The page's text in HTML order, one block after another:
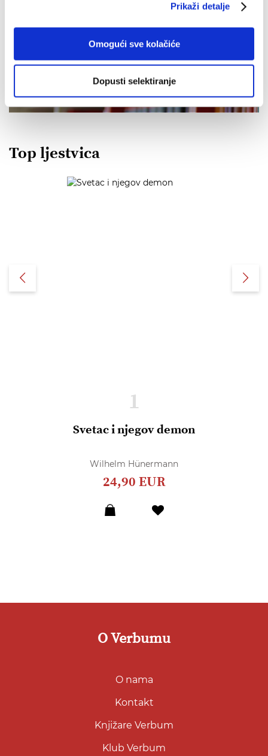
Prikaži detalje
Omogući sve kolačiće
Dopusti selektiranje
IZDANJA NAKLADE VERBUM
POGLEDAJ SVA IZDANJA
Top ljestvica
1
Svetac i njegov demon
Wilhelm Hünermann
24,90 EUR
O Verbumu
O nama
Kontakt
Knjižare Verbum
Klub Verbum